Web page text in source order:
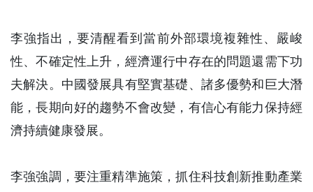
李強指出，要清醒看到當前外部環境複雜性、嚴峻
性、不確定性上升，經濟運行中存在的問題還需下功
夫解決。中國發展具有堅實基礎、諸多優勢和巨大潛
能，長期向好的趨勢不會改變，有信心有能力保持經
濟持續健康發展。
李強強調，要注重精準施策，抓住科技創新推動產業